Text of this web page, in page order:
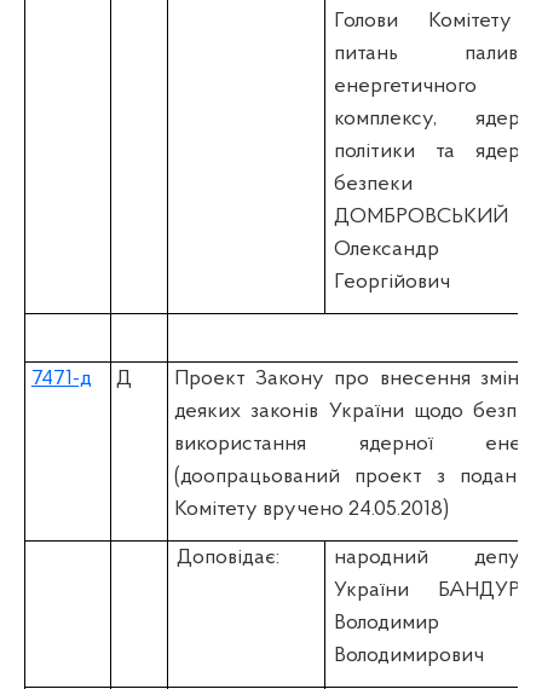
Голови Комітету
питань
енергетичного
комплексу,
політики та
безпеки
ДОМБРОВСЬКИЙ
Олександр
Георгійович
7471-д Д
Проект Закону про внесення змін
деяких законів України щодо
використання ядерної
(доопрацьований проект з
Комітету вручено 24.05.2018)
Доповідає:
народний
України
Володимир
Володимирович